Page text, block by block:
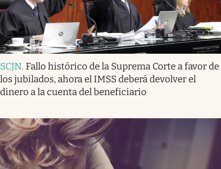
SCJN. Fallo histórico de la Suprema Corte a favor de
los jubilados, ahora el IMSS deberá devolver el
dinero a la cuenta del beneficiario